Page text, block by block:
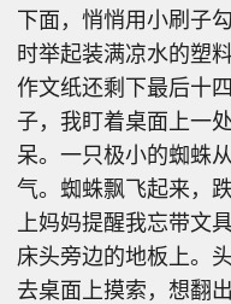
下面，悄悄用小刷子
时举起装满凉水的塑
作文纸还剩下最后十
子，我盯着桌面上一
呆。一只极小的蜘蛛
气。蜘蛛飘飞起来，
上妈妈提醒我忘带文
床头旁边的地板上。
去桌面上摸索，想翻